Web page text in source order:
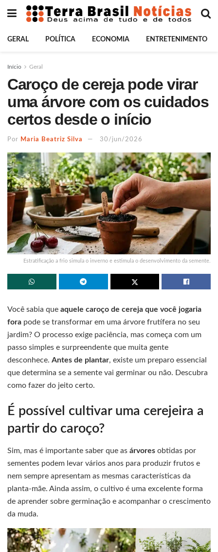
GERAL POLÍTICA ECONOMIA ENTRETENIMENTO
Início Geral
Caroço de cereja pode virar
uma árvore com os cuidados
certos desde o início
Por Maria Beatriz Silva 30/jun/2026
Estratificação a frio simula o inverno e estimula o desenvolvimento da semente.
Você sabia que aquele caroço de cereja que você jogaria
fora pode se transformar em uma árvore frutífera no seu
jardim? O processo exige paciência, mas começa com um
passo simples e surpreendente que muita gente
desconhece. Antes de plantar, existe um preparo essencial
que determina se a semente vai germinar ou não. Descubra
como fazer do jeito certo.
É possível cultivar uma cerejeira a
partir do caroço?
Sim, mas é importante saber que as árvores obtidas por
sementes podem levar vários anos para produzir frutos e
nem sempre apresentam as mesmas características da
planta-mãe. Ainda assim, o cultivo é uma excelente forma
de aprender sobre germinação e acompanhar o crescimento
da muda.